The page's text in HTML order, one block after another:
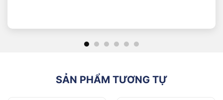
“R”: Kí hiệu cấu trúc Radial.
“R17”: Đường kính lazang hay đường kính mâm lốp,
TL: ký hiệu lốp không săm.
SẢN PHẨM TƯƠNG TỰ